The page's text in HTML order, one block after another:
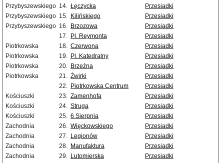
Przybyszewskiego 14. Łęczycka
Przesiadki
Przybyszewskiego 15. Kilińskiego
Przesiadki
Przybyszewskiego 16. Brzozowa
Przesiadki
17. Pl. Reymonta
Przesiadki
Piotrkowska
18. Czerwona
Przesiadki
Piotrkowska
19. Pl. Katedralny
Przesiadki
Piotrkowska
20. Brzeźna
Przesiadki
Piotrkowska
21. Żwirki
Przesiadki
22. Piotrkowska Centrum
Przesiadki
Kościuszki
23. Zamenhofa
Przesiadki
Kościuszki
24. Struga
Przesiadki
Kościuszki
25. 6 Sierpnia
Przesiadki
Zachodnia
26. Więckowskiego
Przesiadki
Zachodnia
27. Legionów
Przesiadki
Zachodnia
28. Manufaktura
Przesiadki
Zachodnia
29. Lutomierska
Przesiadki